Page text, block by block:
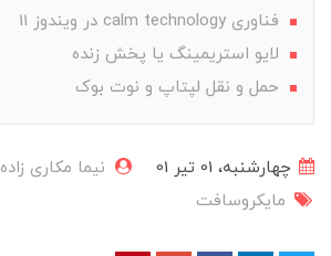
فناوری calm technology در ویندوز 11
لایو استریمینگ یا پخش زنده
حمل و نقل لپتاپ و نوت بوک
چهارشنبه، 01 تير 01 نیما مکاری زاده
مایکروسافت